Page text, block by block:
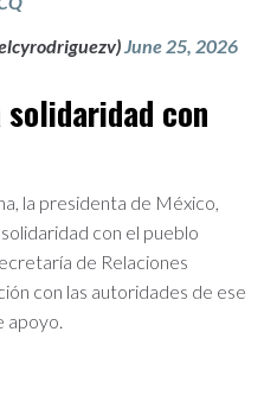
June 25, 2026
solidaridad con
la presidenta de México,
con el pueblo
de Relaciones
con las autoridades de ese
apoyo.